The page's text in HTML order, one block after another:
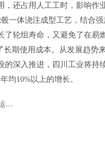
，还占用人工工时，影响作
一体浇注成型工艺，结合
轮组寿命，又避免了在易
期使用成本。从发展趋势
深入推进，四川工业将持
均10%以上的增长。